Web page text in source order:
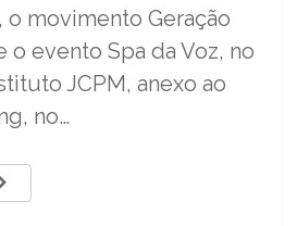
o movimento Geração
o evento Spa da Voz, no
JCPM, anexo ao
no…